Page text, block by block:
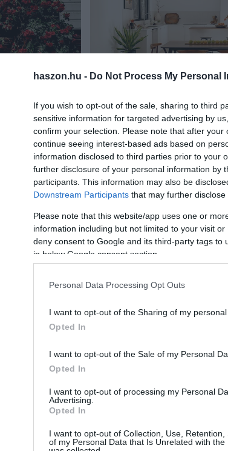
haszon.hu - Do Not Process My Personal
If you wish to opt-out of the sale, sharing to third
sensitive information for targeted advertising by
confirm your selection. Please note that after
continue seeing interest-based ads based on
information disclosed to third parties prior to your
further disclosure of your personal information by
participants. This information may also be
Downstream Participants that may further
Please note that this website/app uses one or
information including but not limited to your visit
deny consent to Google and its third-party tags to
in below Google consent section.
Personal Data Processing Opt Outs
I want to opt-out of the Sharing of my personal
Opted In
I want to opt-out of the Sale of my Personal
Opted In
I want to opt-out of processing my Personal
Advertising.
Opted In
I want to opt-out of Collection, Use,
of my Personal Data that Is Unrelated with
Velencei-tó
körüli
ad okot, az
a térség
INGATLAN
Így árazd be jól a lakásod
A reális áron kínált lakásokat
a Duna House elemzése szerint.